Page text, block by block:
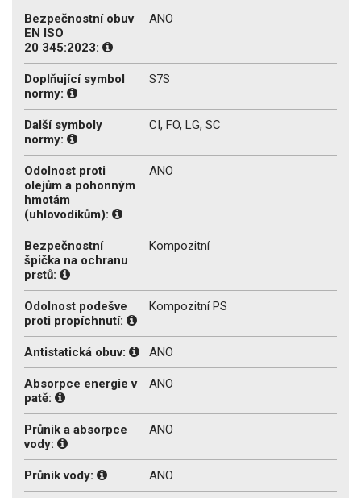
Bezpečnostní obuv
EN ISO
20 345:2023:
ANO
Doplňující symbol
normy:
S7S
Další symboly
normy:
CI, FO, LG, SC
Odolnost proti
olejům a pohonným
hmotám
(uhlovodíkům):
ANO
Bezpečnostní
špička na ochranu
prstů:
Kompozitní
Odolnost podešve
proti propíchnutí:
Kompozitní PS
Antistatická obuv: ANO
Absorpce energie v
patě:
ANO
Průnik a absorpce
vody:
ANO
Průnik vody: ANO